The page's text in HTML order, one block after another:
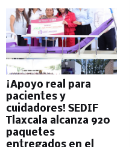
¡Apoyo real para
pacientes y
cuidadores! SEDIF
Tlaxcala alcanza 920
paquetes